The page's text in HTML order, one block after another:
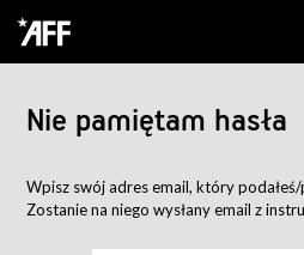
Nie pamiętam hasła
Wpisz swój adres email, który
Zostanie na niego wysłany email z